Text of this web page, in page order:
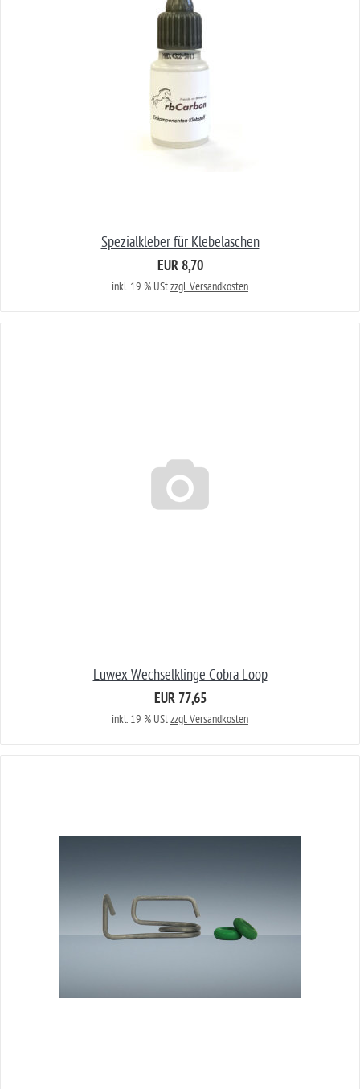
Spezialkleber für Klebelaschen
EUR 8,70
inkl. 19 % UStzzgl. Versandkosten
Luwex Wechselklinge Cobra Loop
EUR 77,65
inkl. 19 % UStzzgl. Versandkosten